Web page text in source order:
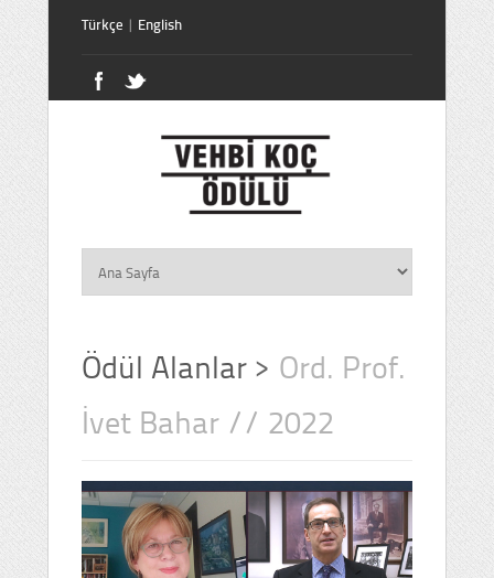
Türkçe | English
Ödül Alanlar > Ord. Prof.
İvet Bahar // 2022